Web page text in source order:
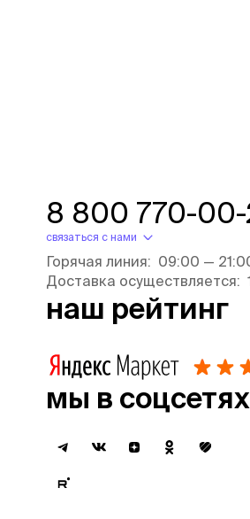
8 800 770-00-
связаться с нами
Горячая линия: 09:00 —
Доставка осуществляется:
наш рейтинг
мы в соцсетях